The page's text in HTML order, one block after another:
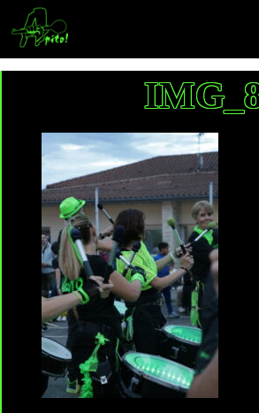
COMPAGNIE APITO!
Batucada Colomiers